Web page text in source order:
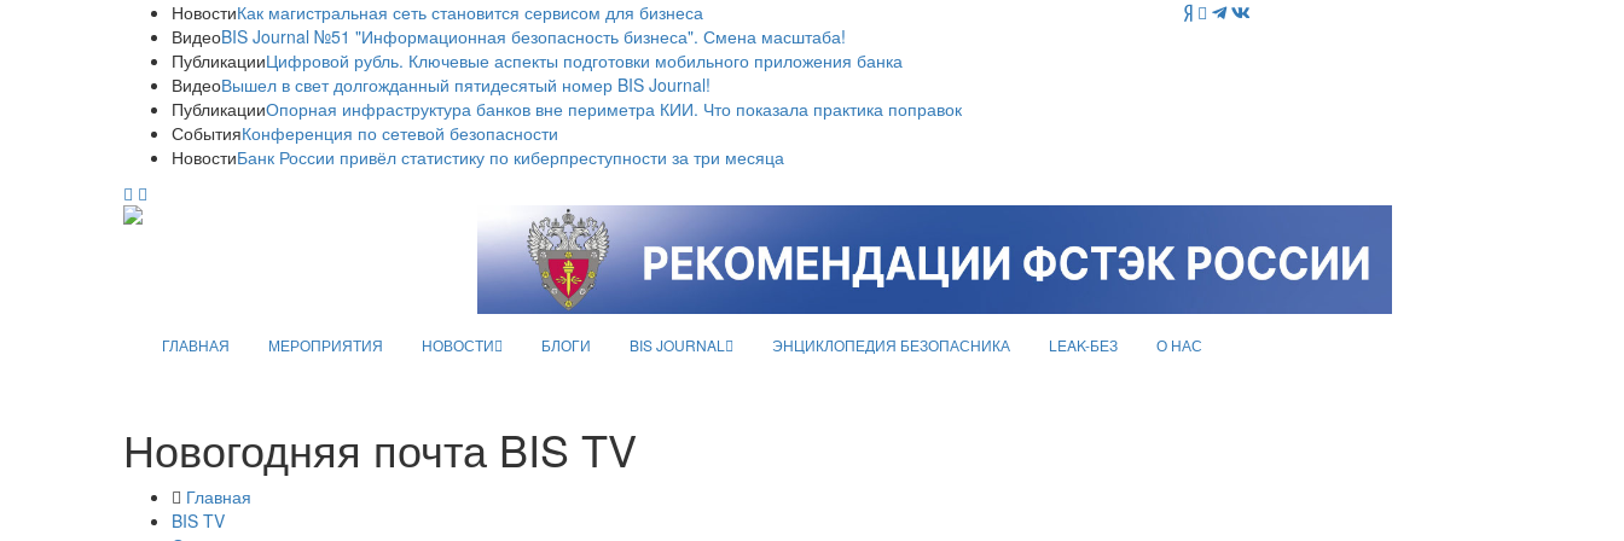
НовостиКак магистральная сеть становится сервисом для бизнеса
ВидеоBIS Journal №51 "Информационная безопасность бизнеса". Смена масштаба!
ПубликацииЦифровой рубль. Ключевые аспекты подготовки мобильного приложения банка
ВидеоВышел в свет долгожданный пятидесятый номер BIS Journal!
ПубликацииОпорная инфраструктура банков вне периметра КИИ. Что показала практика поправок
СобытияКонференция по сетевой безопасности
НовостиБанк России привёл статистику по киберпреступности за три месяца
ГЛАВНАЯ МЕРОПРИЯТИЯ НОВОСТИ БЛОГИ BIS JOURNAL ЭНЦИКЛОПЕДИЯ БЕЗОПАСНИКА LEAK-БЕЗ О НАС
Новогодняя почта BIS TV
Главная
BIS TV